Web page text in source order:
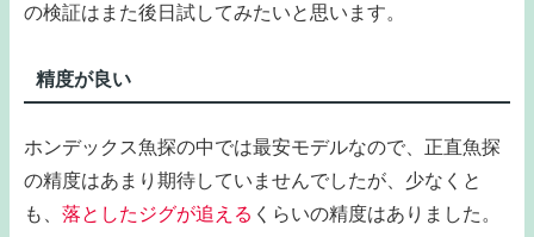
の検証はまた後日試してみたいと思います。
精度が良い
ホンデックス魚探の中では最安モデルなので、正直魚探
の精度はあまり期待していませんでしたが、少なくと
も、 落としたジグが追える くらいの精度はありました。